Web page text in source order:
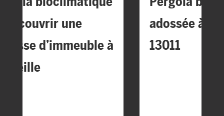
couvrir une
d’immeuble à
adossée à
13011